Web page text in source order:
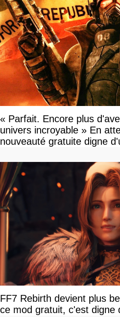
« Parfait. Encore plus
univers incroyable » En
nouveauté gratuite digne
FF7 Rebirth devient plus
ce mod gratuit, c'est digne